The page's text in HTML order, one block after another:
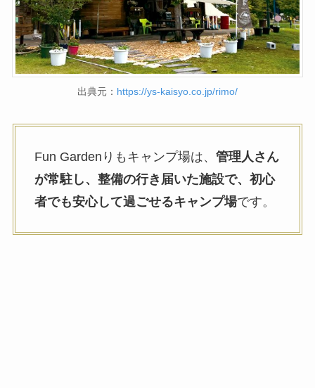
出典元： https://ys-kaisyo.co.jp/rimo/
Fun Gardenりもキャンプ場は、 管理人さん
が常駐し、整備の行き届いた施設で、初心
者でも安心して過ごせるキャンプ場です。